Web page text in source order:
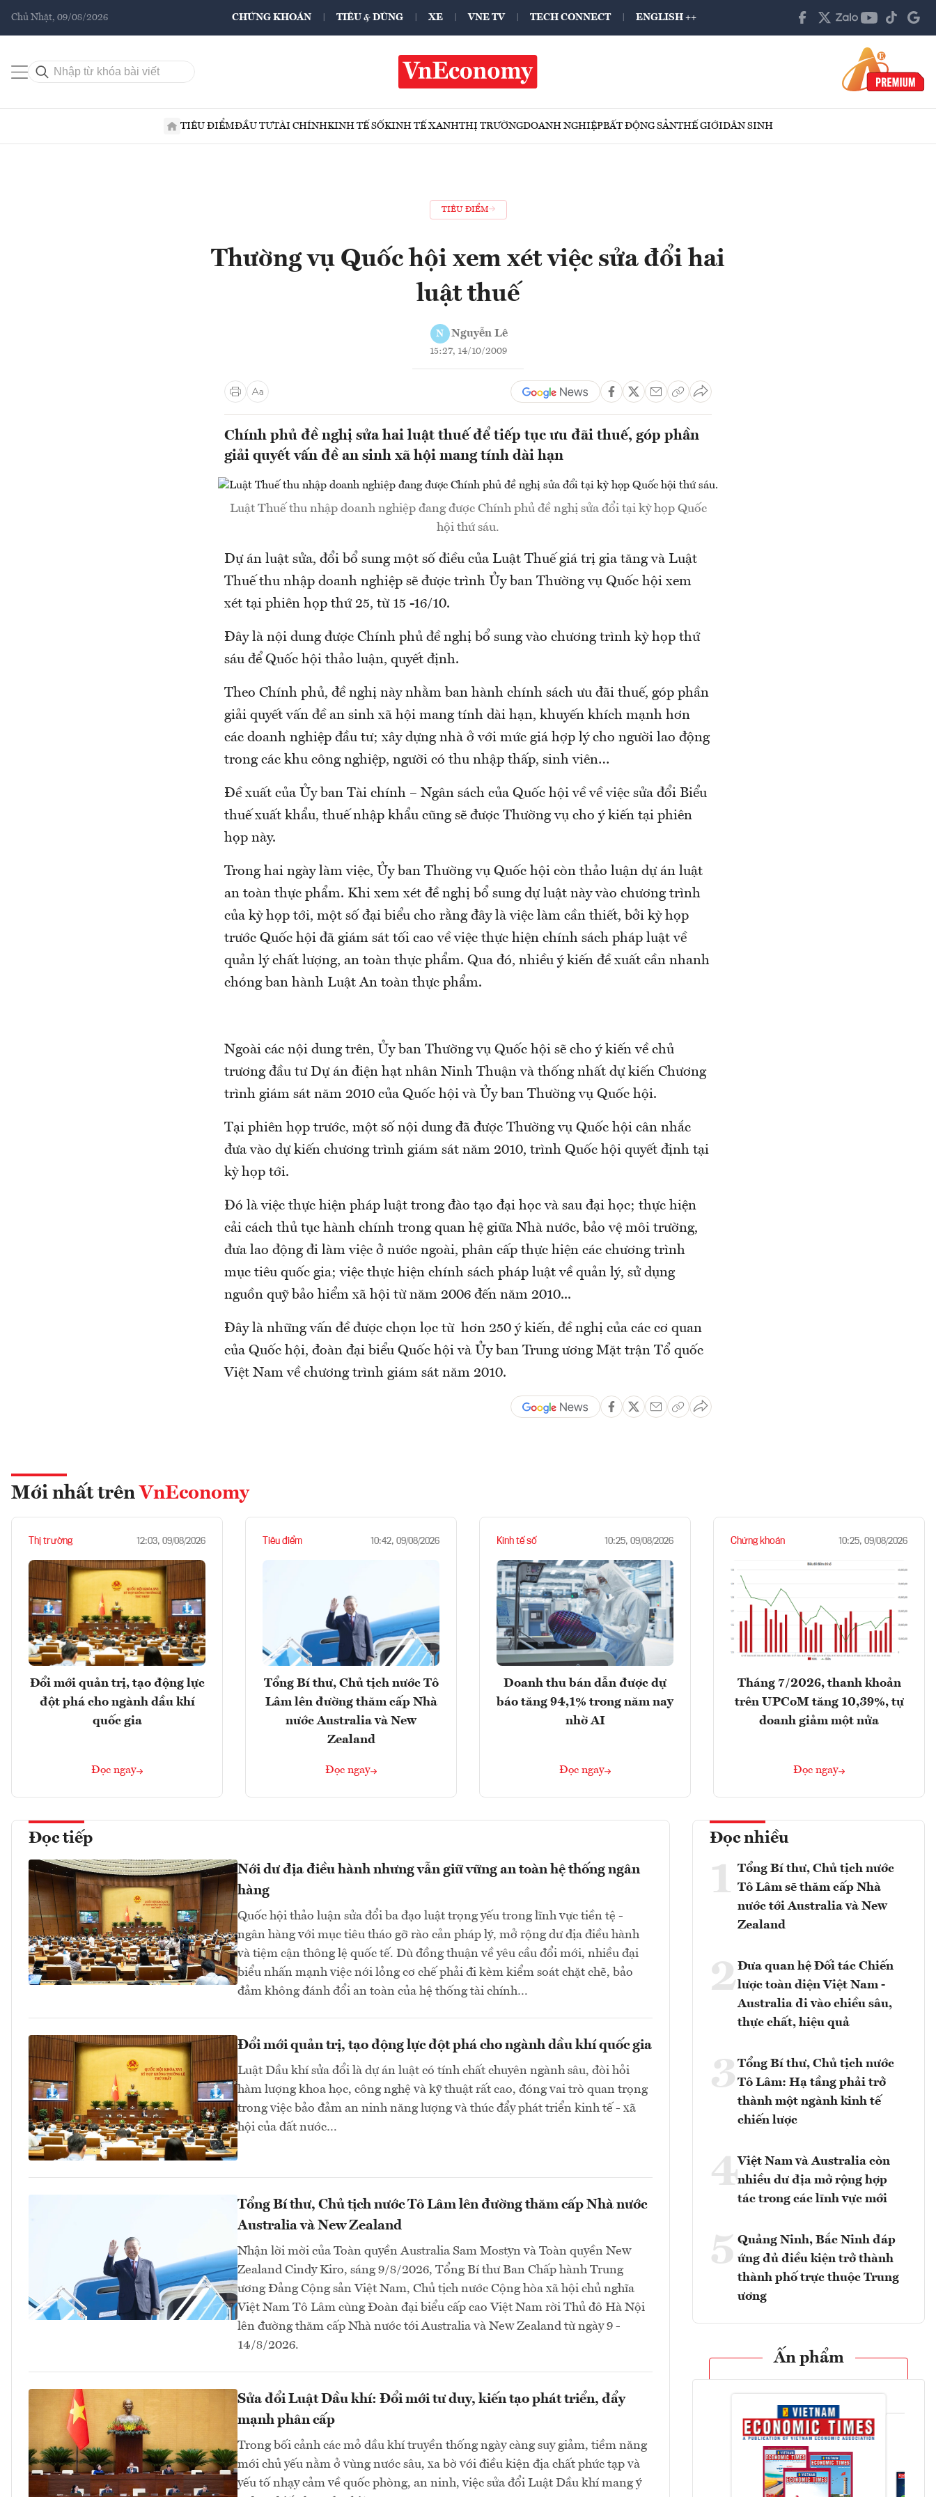
Chủ Nhật, 09/08/2026 CHỨNG KHOÁN TIÊU & DÙNG XE VNE TV TECH CONNECT ENGLISH ++
TIÊU ĐIỂMĐẦU TƯTÀI CHÍNHKINH TẾ SỐKINH TẾ XANHTHỊ TRƯỜNGDOANH NGHIỆPBẤT ĐỘNG SẢNTHẾ GIỚIDÂN SINH
TIÊU ĐIỂM
Thường vụ Quốc hội xem xét việc sửa đổi hai
luật thuế
N Nguyễn Lê
15:27, 14/10/2009
Chính phủ đề nghị sửa hai luật thuế để tiếp tục ưu đãi thuế, góp phần
giải quyết vấn đề an sinh xã hội mang tính dài hạn
Luật Thuế thu nhập doanh nghiệp đang được Chính phủ đề nghị sửa đổi tại kỳ họp Quốc
hội thứ sáu.
Dự án luật sửa, đổi bổ sung một số điều của Luật Thuế giá trị gia tăng và Luật
Thuế thu nhập doanh nghiệp sẽ được trình Ủy ban Thường vụ Quốc hội xem
xét tại phiên họp thứ 25, từ 15 -16/10.
Đây là nội dung được Chính phủ đề nghị bổ sung vào chương trình kỳ họp thứ
sáu để Quốc hội thảo luận, quyết định.
Theo Chính phủ, đề nghị này nhằm ban hành chính sách ưu đãi thuế, góp phần
giải quyết vấn đề an sinh xã hội mang tính dài hạn, khuyến khích mạnh hơn
các doanh nghiệp đầu tư; xây dựng nhà ở với mức giá hợp lý cho người lao động
trong các khu công nghiệp, người có thu nhập thấp, sinh viên…
Đề xuất của Ủy ban Tài chính – Ngân sách của Quốc hội về về việc sửa đổi Biểu
thuế xuất khẩu, thuế nhập khẩu cũng sẽ được Thường vụ cho ý kiến tại phiên
họp này.
Trong hai ngày làm việc, Ủy ban Thường vụ Quốc hội còn thảo luận dự án luật
an toàn thực phẩm. Khi xem xét đề nghị bổ sung dự luật này vào chương trình
của kỳ họp tới, một số đại biểu cho rằng đây là việc làm cần thiết, bởi kỳ họp
trước Quốc hội đã giám sát tối cao về việc thực hiện chính sách pháp luật về
quản lý chất lượng, an toàn thực phẩm. Qua đó, nhiều ý kiến đề xuất cần nhanh
chóng ban hành Luật An toàn thực phẩm.
Ngoài các nội dung trên, Ủy ban Thường vụ Quốc hội sẽ cho ý kiến về chủ
trương đầu tư Dự án điện hạt nhân Ninh Thuận và thống nhất dự kiến Chương
trình giám sát năm 2010 của Quốc hội và Ủy ban Thường vụ Quốc hội.
Tại phiên họp trước, một số nội dung đã được Thường vụ Quốc hội cân nhắc
đưa vào dự kiến chương trình giám sát năm 2010, trình Quốc hội quyết định tại
kỳ họp tới.
Đó là việc thực hiện pháp luật trong đào tạo đại học và sau đại học; thực hiện
cải cách thủ tục hành chính trong quan hệ giữa Nhà nước, bảo vệ môi trường,
đưa lao động đi làm việc ở nước ngoài, phân cấp thực hiện các chương trình
mục tiêu quốc gia; việc thực hiện chính sách pháp luật về quản lý, sử dụng
nguồn quỹ bảo hiểm xã hội từ năm 2006 đến năm 2010...
Đây là những vấn đề được chọn lọc từ hơn 250 ý kiến, đề nghị của các cơ quan
của Quốc hội, đoàn đại biểu Quốc hội và Ủy ban Trung ương Mặt trận Tổ quốc
Việt Nam về chương trình giám sát năm 2010.
Mới nhất trên VnEconomy
Thị trường 12:03, 09/08/2026
Đổi mới quản trị, tạo động lực
đột phá cho ngành dầu khí
quốc gia
Đọc ngay
Tiêu điểm 10:42, 09/08/2026
Tổng Bí thư, Chủ tịch nước Tô
Lâm lên đường thăm cấp Nhà
nước Australia và New
Zealand
Đọc ngay
Kinh tế số 10:25, 09/08/2026
Doanh thu bán dẫn được dự
báo tăng 94,1% trong năm nay
nhờ AI
Đọc ngay
Chứng khoán 10:25, 09/08/2026
Tháng 7/2026, thanh khoản
trên UPCoM tăng 10,39%, tự
doanh giảm một nửa
Đọc ngay
Đọc tiếp
Nới dư địa điều hành nhưng vẫn giữ vững an toàn hệ thống ngân
hàng
Quốc hội thảo luận sửa đổi ba đạo luật trọng yếu trong lĩnh vực tiền tệ -
ngân hàng với mục tiêu tháo gỡ rào cản pháp lý, mở rộng dư địa điều hành
và tiệm cận thông lệ quốc tế. Dù đồng thuận về yêu cầu đổi mới, nhiều đại
biểu nhấn mạnh việc nới lỏng cơ chế phải đi kèm kiểm soát chặt chẽ, bảo
đảm không đánh đổi an toàn của hệ thống tài chính…
Đổi mới quản trị, tạo động lực đột phá cho ngành dầu khí quốc gia
Luật Dầu khí sửa đổi là dự án luật có tính chất chuyên ngành sâu, đòi hỏi
hàm lượng khoa học, công nghệ và kỹ thuật rất cao, đóng vai trò quan trọng
trong việc bảo đảm an ninh năng lượng và thúc đẩy phát triển kinh tế - xã
hội của đất nước…
Tổng Bí thư, Chủ tịch nước Tô Lâm lên đường thăm cấp Nhà nước
Australia và New Zealand
Nhận lời mời của Toàn quyền Australia Sam Mostyn và Toàn quyền New
Zealand Cindy Kiro, sáng 9/8/2026, Tổng Bí thư Ban Chấp hành Trung
ương Đảng Cộng sản Việt Nam, Chủ tịch nước Cộng hòa xã hội chủ nghĩa
Việt Nam Tô Lâm cùng Đoàn đại biểu cấp cao Việt Nam rời Thủ đô Hà Nội
lên đường thăm cấp Nhà nước tới Australia và New Zealand từ ngày 9 -
14/8/2026.
Sửa đổi Luật Dầu khí: Đổi mới tư duy, kiến tạo phát triển, đẩy
mạnh phân cấp
Trong bối cảnh các mỏ dầu khí truyền thống ngày càng suy giảm, tiềm năng
mới chủ yếu nằm ở vùng nước sâu, xa bờ với điều kiện địa chất phức tạp và
yếu tố nhạy cảm về quốc phòng, an ninh, việc sửa đổi Luật Dầu khí mang ý
Đọc nhiều
1 Tổng Bí thư, Chủ tịch nước
Tô Lâm sẽ thăm cấp Nhà
nước tới Australia và New
Zealand
2Đưa quan hệ Đối tác Chiến
lược toàn diện Việt Nam -
Australia đi vào chiều sâu,
thực chất, hiệu quả
3 Tổng Bí thư, Chủ tịch nước
Tô Lâm: Hạ tầng phải trở
thành một ngành kinh tế
chiến lược
4Việt Nam và Australia còn
nhiều dư địa mở rộng hợp
tác trong các lĩnh vực mới
5 Quảng Ninh, Bắc Ninh đáp
ứng đủ điều kiện trở thành
thành phố trực thuộc Trung
ương
Ấn phẩm